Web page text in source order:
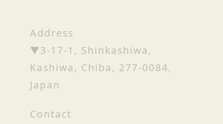
Address
▼3-17-1, Shinkashiwa,
Kashiwa, Chiba, 277-0084,
Japan
Contact